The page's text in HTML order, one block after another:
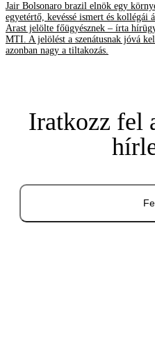
Jair Bolsonaro brazil elnök egy
egyetértő, kevéssé ismert és kollégái
Arast jelölte főügyésznek – írta
MTI. A jelölést a szenátusnak jóvá
azonban nagy a tiltakozás.
Iratkozz fel